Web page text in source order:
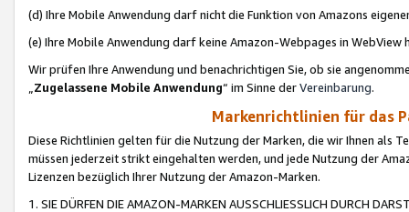
(d) Ihre Mobile Anwendung darf nicht die Funktion von Amazons
(e) Ihre Mobile Anwendung darf keine Amazon-Webpages in WebView
Wir prüfen Ihre Anwendung und benachrichtigen Sie, ob sie
„Zugelassene Mobile Anwendung“ im Sinne derVereinbarung.
Markenrichtlinien für das
Diese Richtlinien gelten für die Nutzung der Marken, die wir Ihnen als
müssen jederzeit strikt eingehalten werden, und jede Nutzung der
Lizenzen bezüglich Ihrer Nutzung der Amazon-Marken.
1. SIE DÜRFEN DIE AMAZON-MARKEN AUSSCHLIESSLICH DURCH